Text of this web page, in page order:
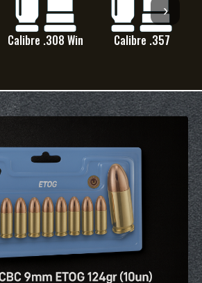
Calibre .308 Win Calibre .357
›